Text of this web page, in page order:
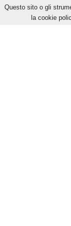
Questo sito o gli
la cookie